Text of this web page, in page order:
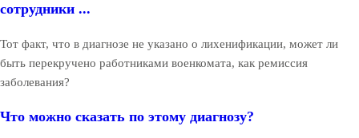
сотрудники ...
Тот факт, что в диагнозе не указано о лихенификации, может ли
быть перекручено работниками военкомата, как ремиссия
заболевания?
Что можно сказать по этому диагнозу?